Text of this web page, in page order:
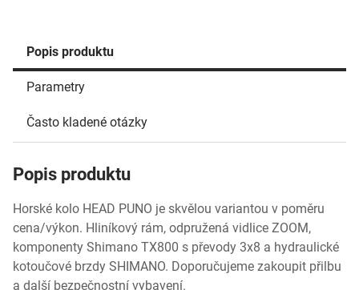
Popis produktu
Parametry
Často kladené otázky
Popis produktu
Horské kolo HEAD PUNO je skvělou variantou v poměru
cena/výkon. Hliníkový rám, odpružená vidlice ZOOM,
komponenty Shimano TX800 s převody 3x8 a hydraulické
kotoučové brzdy SHIMANO. Doporučujeme zakoupit přilbu
a další bezpečnostní vybavení.